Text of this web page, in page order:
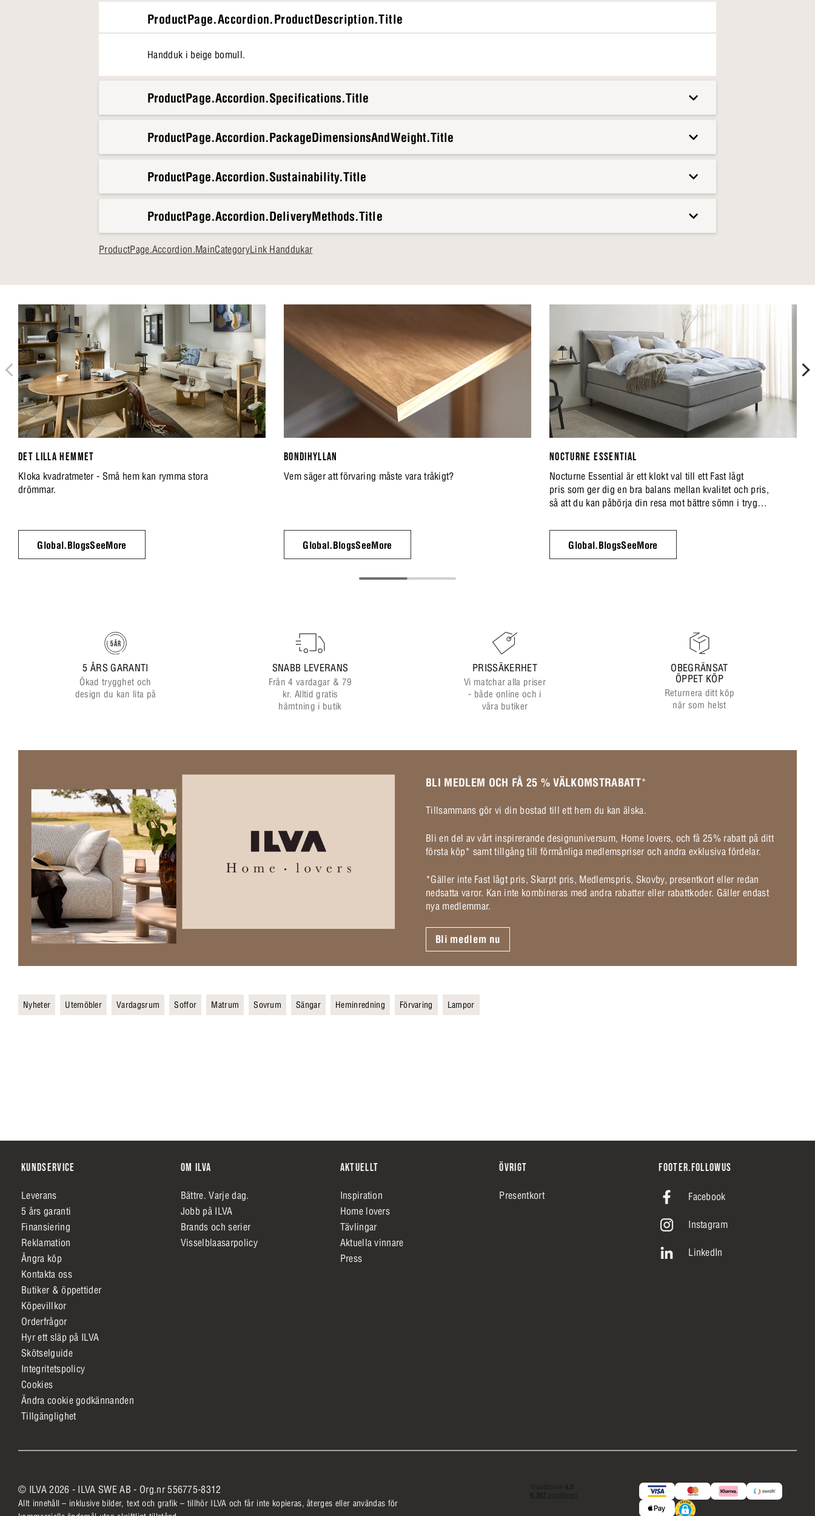
ProductPage.Accordion.ProductDescription.Title
Handduk i beige bomull.
ProductPage.Accordion.Specifications.Title
ProductPage.Accordion.PackageDimensionsAndWeight.Title
ProductPage.Accordion.Sustainability.Title
ProductPage.Accordion.DeliveryMethods.Title
ProductPage.Accordion.MainCategoryLink Handdukar
DET LILLA HEMMET
Kloka kvadratmeter - Små hem kan rymma stora
drömmar.
Global.BlogsSeeMore
BONDIHYLLAN
Vem säger att förvaring måste vara tråkigt?
Global.BlogsSeeMore
NOCTURNE ESSENTIAL
Nocturne Essential är ett klokt val till ett Fast lågt
pris som ger dig en bra balans mellan kvalitet och pris,
så att du kan påbörja din resa mot bättre sömn i trygga
Global.BlogsSeeMore
5 ÅRS GARANTI
Ökad trygghet och
design du kan lita på
SNABB LEVERANS
Från 4 vardagar & 79
kr. Alltid gratis
hämtning i butik
PRISSÄKERHET
Vi matchar alla priser
- både online och i
våra butiker
OBEGRÄNSAT
ÖPPET KÖP
Returnera ditt köp
när som helst
BLI MEDLEM OCH FÅ 25 % VÄLKOMSTRABATT*
Tillsammans gör vi din bostad till ett hem du kan älska.
Bli en del av vårt inspirerande designuniversum, Home lovers, och få 25% rabatt på ditt
första köp* samt tillgång till förmånliga medlemspriser och andra exklusiva fördelar.
*Gäller inte Fast lågt pris, Skarpt pris, Medlemspris, Skovby, presentkort eller redan
nedsatta varor. Kan inte kombineras med andra rabatter eller rabattkoder. Gäller endast
nya medlemmar.
Bli medlem nu
Nyheter Utemöbler Vardagsrum Soffor Matrum Sovrum Sängar Heminredning Förvaring Lampor
KUNDSERVICE
Leverans
5 års garanti
Finansiering
Reklamation
Ångra köp
Kontakta oss
Butiker & öppettider
Köpevillkor
Orderfrågor
Hyr ett släp på ILVA
Skötselguide
Integritetspolicy
Cookies
Ändra cookie godkännanden
Tillgänglighet
OM ILVA
Bättre. Varje dag.
Jobb på ILVA
Brands och serier
Visselblaasarpolicy
AKTUELLT
Inspiration
Home lovers
Tävlingar
Aktuella vinnare
Press
ÖVRIGT
Presentkort
FOOTER.FOLLOWUS
Facebook
Instagram
LinkedIn
© ILVA 2026 - ILVA SWE AB - Org.nr 556775-8312
Allt innehåll – inklusive bilder, text och grafik – tillhör ILVA och får inte kopieras, återges eller användas för